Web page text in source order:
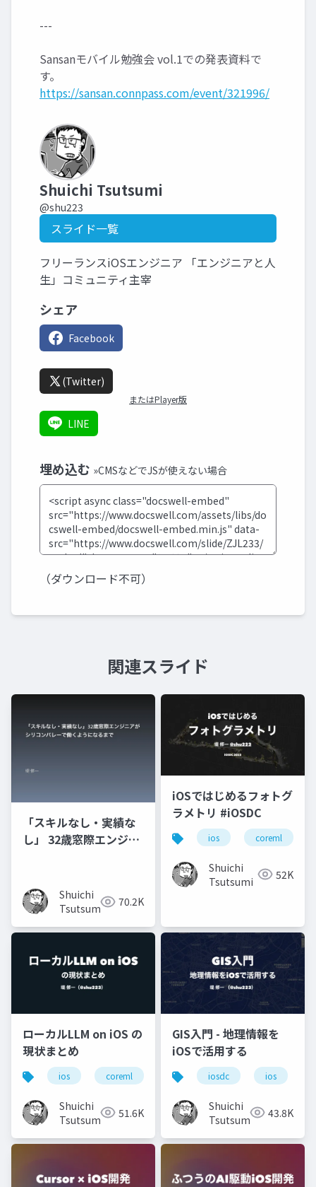
---
Sansanモバイル勉強会 vol.1での発表資料で
す。
https://sansan.connpass.com/event/321996/
Shuichi Tsutsumi
@shu223
スライド一覧
フリーランスiOSエンジニア 「エンジニアと人
生」コミュニティ主宰
シェア
Facebook
(Twitter)
またはPlayer版
LINE
埋め込む »CMSなどでJSが使えない場合
（ダウンロード不可）
関連スライド
「スキルなし・実績な
し」 32歳窓際エンジニ
Shuichi
Tsutsumi
70.2K
iOSではじめるフォトグ
ラメトリ #iOSDC
ios coreml
Shuichi
Tsutsumi
52K
ローカルLLM on iOS の
現状まとめ
ios coreml llm llama.cpp
Shuichi
Tsutsumi
51.6K
GIS入門 - 地理情報を
iOSで活用する
iosdc ios
Shuichi
Tsutsumi
43.8K